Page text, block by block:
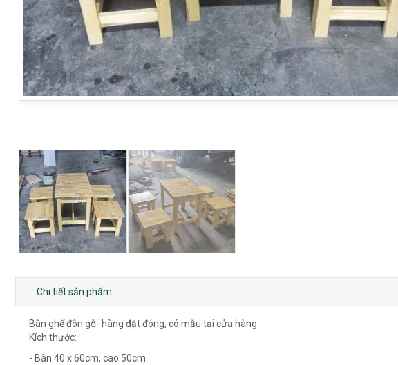
Chi tiết sản phẩm
Bàn ghế đôn gỗ- hàng đặt đóng, có mẫu tại cửa hàng
Kích thước:
- Bàn 40 x 60cm, cao 50cm